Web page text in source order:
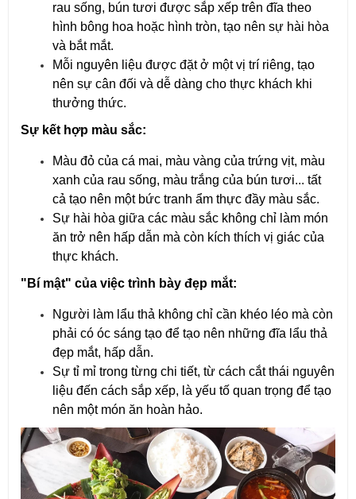
rau sống, bún tươi được sắp xếp trên đĩa theo
hình bông hoa hoặc hình tròn, tạo nên sự hài hòa
và bắt mắt.
Mỗi nguyên liệu được đặt ở một vị trí riêng, tạo
nên sự cân đối và dễ dàng cho thực khách khi
thưởng thức.
Sự kết hợp màu sắc:
Màu đỏ của cá mai, màu vàng của trứng vịt, màu
xanh của rau sống, màu trắng của bún tươi... tất
cả tạo nên một bức tranh ẩm thực đầy màu sắc.
Sự hài hòa giữa các màu sắc không chỉ làm món
ăn trở nên hấp dẫn mà còn kích thích vị giác của
thực khách.
"Bí mật" của việc trình bày đẹp mắt:
Người làm lẩu thả không chỉ cần khéo léo mà còn
phải có óc sáng tạo để tạo nên những đĩa lẩu thả
đẹp mắt, hấp dẫn.
Sự tỉ mỉ trong từng chi tiết, từ cách cắt thái nguyên
liệu đến cách sắp xếp, là yếu tố quan trọng để tạo
nên một món ăn hoàn hảo.